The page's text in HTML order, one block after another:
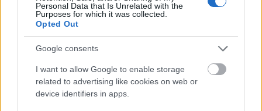
Personal Data that Is Unrelated with the
Purposes for which it was collected.
Opted Out
Google consents
I want to allow Google to enable storage
related to advertising like cookies on web or
device identifiers in apps.
Mi lett Alain Delon vagyonával? Adóhatósági
csavar a sztoriban